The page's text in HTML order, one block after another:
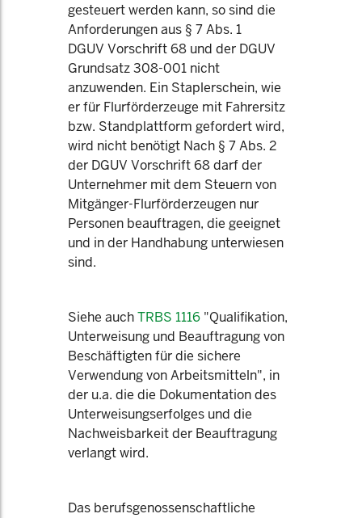
gesteuert werden kann, so sind die
Anforderungen aus § 7 Abs. 1
DGUV Vorschrift 68 und der DGUV
Grundsatz 308-001 nicht
anzuwenden. Ein Staplerschein, wie
er für Flurförderzeuge mit Fahrersitz
bzw. Standplattform gefordert wird,
wird nicht benötigt Nach § 7 Abs. 2
der DGUV Vorschrift 68 darf der
Unternehmer mit dem Steuern von
Mitgänger-Flurförderzeugen nur
Personen beauftragen, die geeignet
und in der Handhabung unterwiesen
sind.
Siehe auchTRBS 1116 "Qualifikation,
Unterweisung und Beauftragung von
Beschäftigten für die sichere
Verwendung von Arbeitsmitteln", in
der u.a. die die Dokumentation des
Unterweisungserfolges und die
Nachweisbarkeit der Beauftragung
verlangt wird.
Das berufsgenossenschaftliche